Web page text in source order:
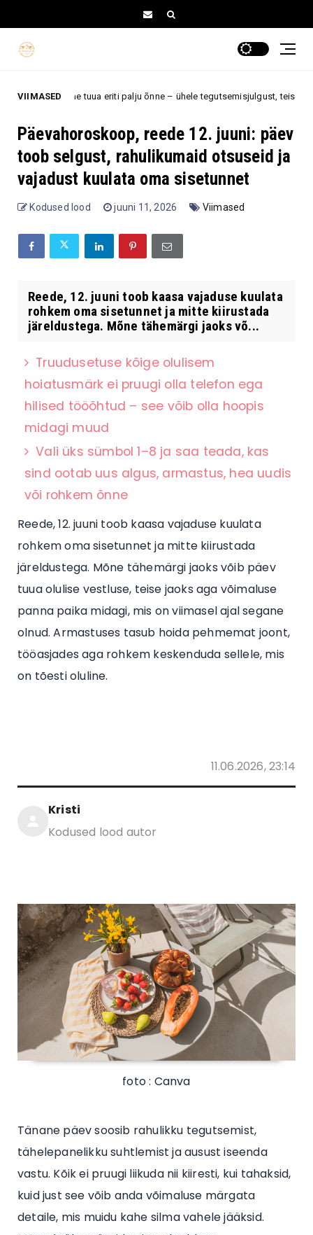
VIIMASED
tähemärgile tuua eriti palju õnne – ühele tegutsemisjulgust, teisele
Päevahoroskoop, reede 12. juuni: päev
toob selgust, rahulikumaid otsuseid ja
vajadust kuulata oma sisetunnet
Kodused lood juuni 11, 2026 Viimased
Reede, 12. juuni toob kaasa vajaduse kuulata
rohkem oma sisetunnet ja mitte kiirustada
järeldustega. Mõne tähemärgi jaoks võ...
Truudusetuse kõige olulisem
hoiatusmärk ei pruugi olla telefon ega
hilised tööõhtud – see võib olla hoopis
midagi muud
Vali üks sümbol 1–8 ja saa teada, kas
sind ootab uus algus, armastus, hea uudis
või rohkem õnne
Reede, 12. juuni toob kaasa vajaduse kuulata
rohkem oma sisetunnet ja mitte kiirustada
järeldustega. Mõne tähemärgi jaoks võib päev
tuua olulise vestluse, teise jaoks aga võimaluse
panna paika midagi, mis on viimasel ajal segane
olnud. Armastuses tasub hoida pehmemat joont,
tööasjades aga rohkem keskenduda sellele, mis
on tõesti oluline.
11.06.2026, 23:14
Kristi
Kodused lood autor
foto : Canva
Tänane päev soosib rahulikku tegutsemist,
tähelepanelikku suhtlemist ja ausust iseenda
vastu. Kõik ei pruugi liikuda nii kiiresti, kui tahaksid,
kuid just see võib anda võimaluse märgata
detaile, mis muidu kahe silma vahele jääksid.